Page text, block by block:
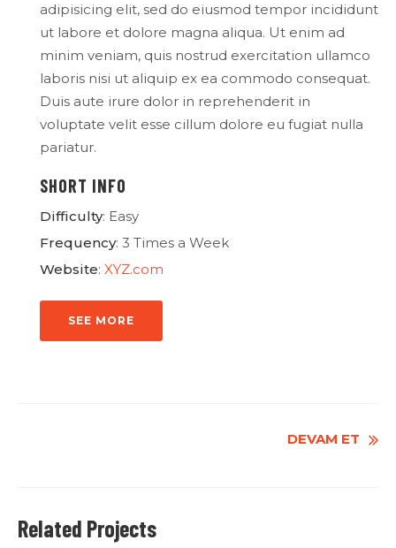
adipisicing elit, sed do eiusmod tempor incididunt
ut labore et dolore magna aliqua. Ut enim ad
minim veniam, quis nostrud exercitation ullamco
laboris nisi ut aliquip ex ea commodo consequat.
Duis aute irure dolor in reprehenderit in
voluptate velit esse cillum dolore eu fugiat nulla
pariatur.
SHORT INFO
Difficulty: Easy
Frequency: 3 Times a Week
Website: XYZ.com
SEE MORE
DEVAM ET
Related Projects